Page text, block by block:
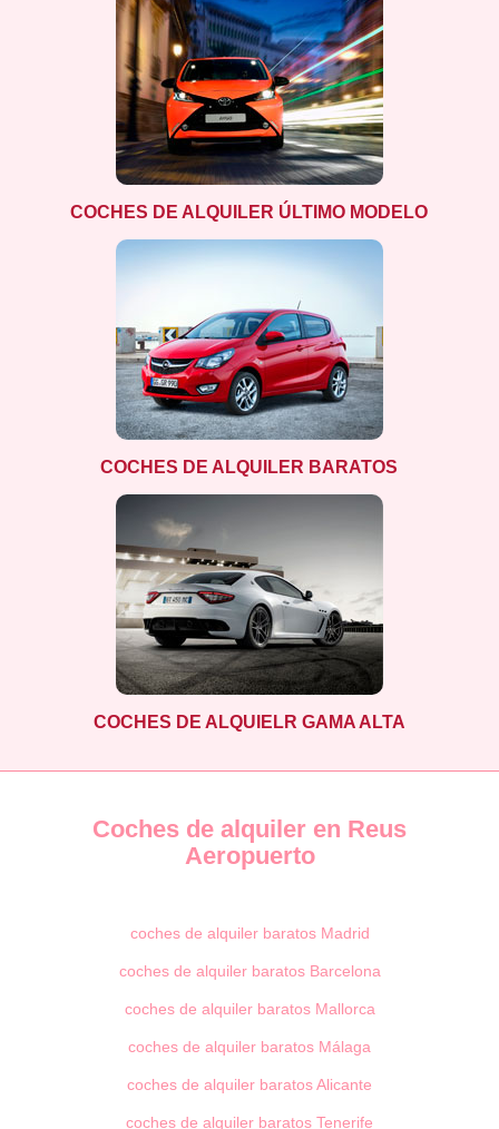
COCHES DE ALQUILER ÚLTIMO MODELO
COCHES DE ALQUILER BARATOS
COCHES DE ALQUIELR GAMA ALTA
Coches de alquiler en Reus
Aeropuerto
coches de alquiler baratos Madrid
coches de alquiler baratos Barcelona
coches de alquiler baratos Mallorca
coches de alquiler baratos Málaga
coches de alquiler baratos Alicante
coches de alquiler baratos Tenerife